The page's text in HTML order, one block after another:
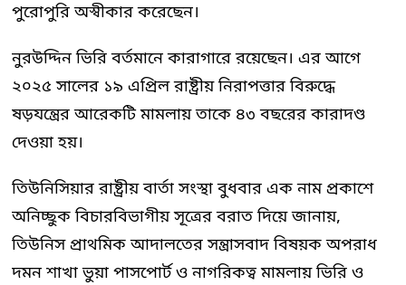
পুরোপুরি অস্বীকার করেছেন।
নুরউদ্দিন ভিরি বর্তমানে কারাগারে রয়েছেন। এর আগে
২০২৫ সালের ১৯ এপ্রিল রাষ্ট্রীয় নিরাপত্তার বিরুদ্ধে
ষড়যন্ত্রের আরেকটি মামলায় তাকে ৪৩ বছরের কারাদণ্ড
দেওয়া হয়।
তিউনিসিয়ার রাষ্ট্রীয় বার্তা সংস্থা বুধবার এক নাম প্রকাশে
অনিচ্ছুক বিচারবিভাগীয় সূত্রের বরাত দিয়ে জানায়,
তিউনিস প্রাথমিক আদালতের সন্ত্রাসবাদ বিষয়ক অপরাধ
দমন শাখা ভুয়া পাসপোর্ট ও নাগরিকত্ব মামলায় ভিরি ও